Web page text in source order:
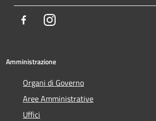
FacebookInstagram
Amministrazione
Organi di Governo
Aree Amministrative
Uffici